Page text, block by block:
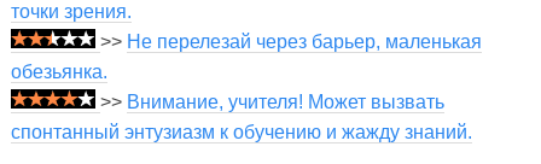
точки зрения.
>> Не перелезай через барьер, маленькая
обезьянка.
>> Внимание, учителя! Может вызвать
спонтанный энтузиазм к обучению и жажду знаний.